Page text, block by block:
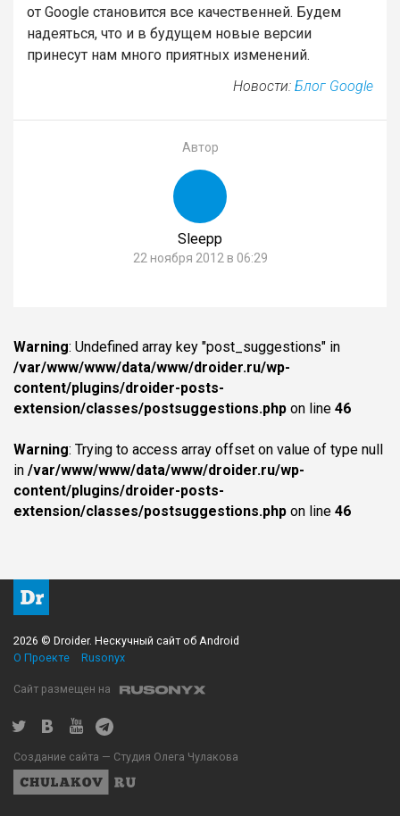
от Google становится все качественней. Будем
надеяться, что и в будущем новые версии
принесут нам много приятных изменений.
Новости: Блог Google
Автор
Sleepp
22 ноября 2012 в 06:29
Warning: Undefined array key "post_suggestions" in
/var/www/www/data/www/droider.ru/wp-
content/plugins/droider-posts-
extension/classes/postsuggestions.php on line 46
Warning: Trying to access array offset on value of type null
in /var/www/www/data/www/droider.ru/wp-
content/plugins/droider-posts-
extension/classes/postsuggestions.php on line 46
2026 © Droider. Нескучный сайт об Android
О Проекте
Rusonyx
Сайт размещен на
Создание сайта — Студия Олега Чулакова